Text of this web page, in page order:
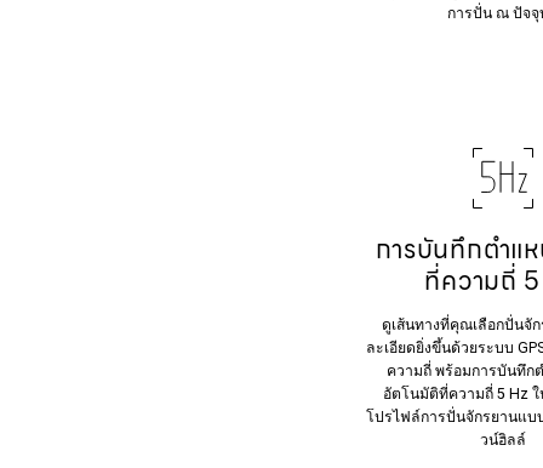
การปั่น ณ ปัจ
การบันทึกตำแ
ที่ความถี่
ดูเส้นทางที่คุณเลือกปั่นจัก
ละเอียดยิ่งขึ้นด้วยระบบ
ความถี่ พร้อมการบันทึก
อัตโนมัติที่ความถี่ 5 Hz
โปรไฟล์การปั่นจักรยานแบ
วน์ฮิลล์